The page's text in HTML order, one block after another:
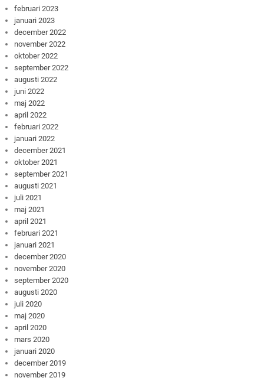
februari 2023
januari 2023
december 2022
november 2022
oktober 2022
september 2022
augusti 2022
juni 2022
maj 2022
april 2022
februari 2022
januari 2022
december 2021
oktober 2021
september 2021
augusti 2021
juli 2021
maj 2021
april 2021
februari 2021
januari 2021
december 2020
november 2020
september 2020
augusti 2020
juli 2020
maj 2020
april 2020
mars 2020
januari 2020
december 2019
november 2019